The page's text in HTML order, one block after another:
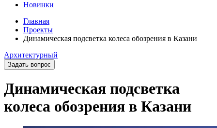
Новинки
Главная
Проекты
Динамическая подсветка колеса обозрения в Казани
Архитектурный
Задать вопрос
Динамическая подсветка
колеса обозрения в Казани